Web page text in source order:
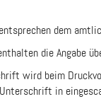
dem
die Angabe
wird beim
in